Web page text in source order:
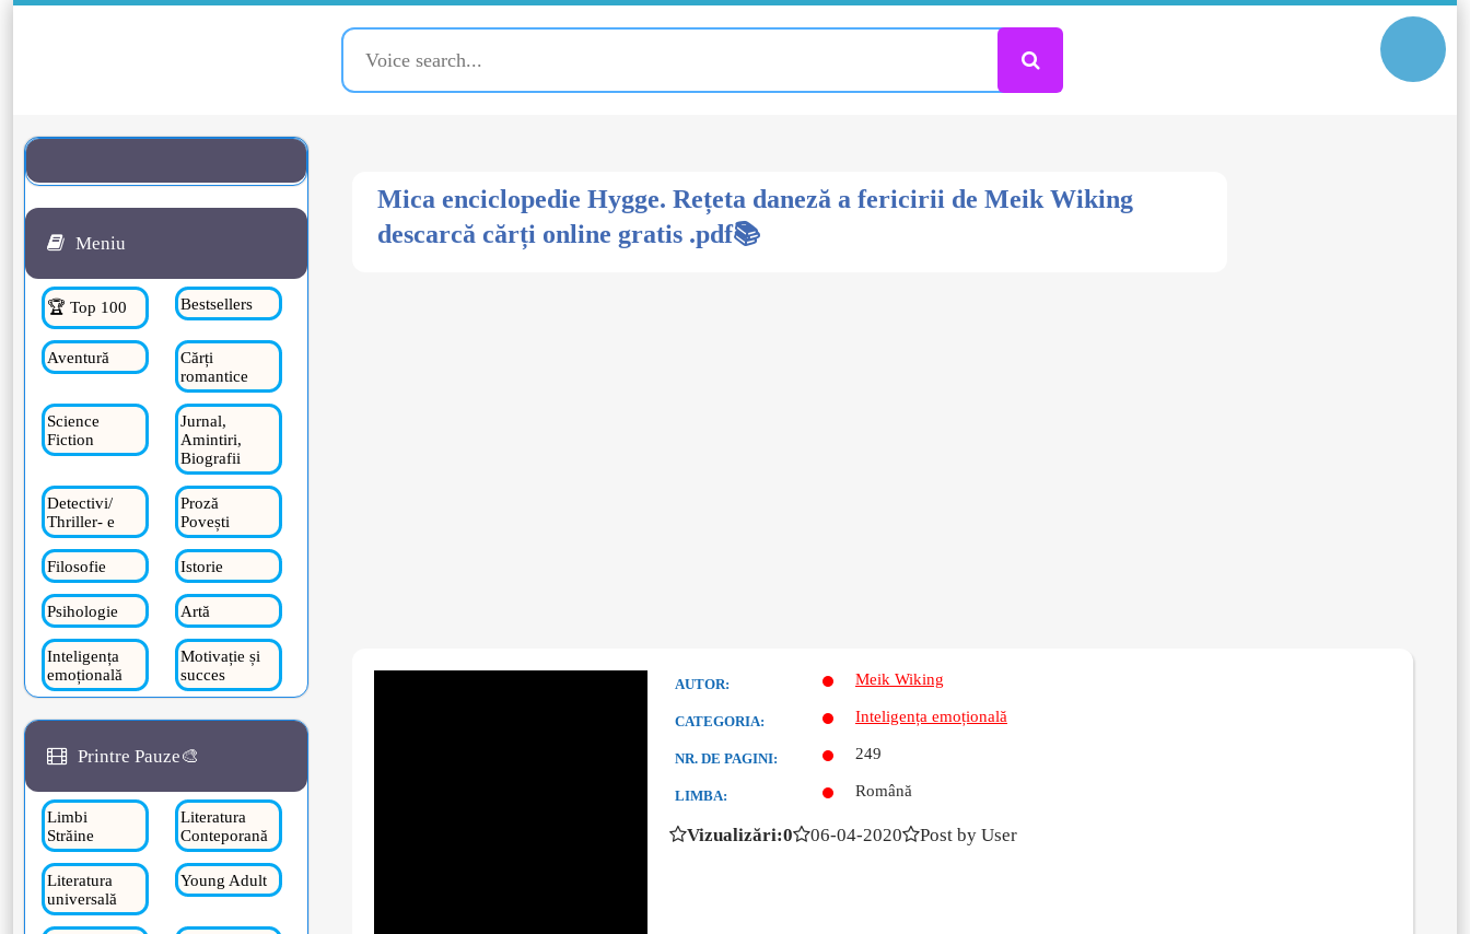
Mica enciclopedie Hygge. Rețeta daneză a fericirii de Meik Wiking
descarcă cărți online gratis .pdf📚
AUTOR: Meik Wiking
CATEGORIA: Inteligența emoțională
NR. DE PAGINI: 249
LIMBA: Română
Vizualizări:0 06-04-2020 Post by User
Meniu
🏆 Top 100 Bestsellers
Aventură
Cărți
romantice
Science
Fiction
Jurnal,
Amintiri,
Biografii
Detectivi/
Thriller- e
Proză
Povești
Filosofie Istorie
Psihologie Artă
Inteligența
emoțională
Motivație și
succes
Printre Pauze🎨
Limbi
Străine
Literatura
Conteporană
Literatura
universală
Young Adult